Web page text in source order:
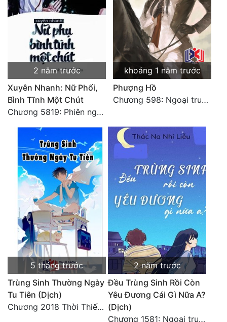
2 năm trước
Xuyên Nhanh: Nữ Phối,
Bình Tĩnh Một Chút
Chương 5819: Phiên ngoại: Trở lại STARS [HẾT]
khoảng 1 năm trước
Phượng Hồ
Chương 598: Ngoại truyện: Tiểu Tiểu Ký
5 tháng trước
Trùng Sinh Thường Ngày
Tu Tiên (Dịch)
Chương 2018 Thời Thiếu Niên
2 năm trước
Đều Trùng Sinh Rồi Còn
Yêu Đương Cái Gì Nữa A?
(Dịch)
Chương 1581: Ngoại truyện 1 (9)